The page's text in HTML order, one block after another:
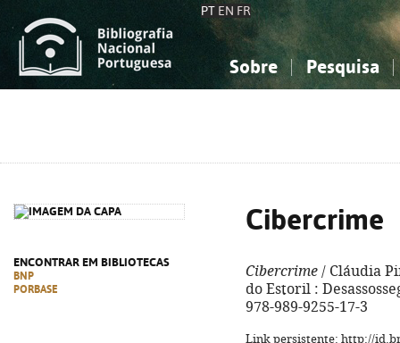
PT EN FR
Sobre Pesquisa
ENCONTRAR EM BIBLIOTECAS
BNP
PORBASE
Cibercrime
Cibercrime / Cláudia
do Estoril :
978-989-9255-17-3
Link persistente: http://